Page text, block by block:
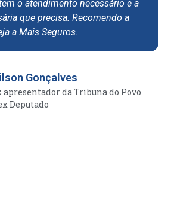
o atendimento necessário e a
que precisa. Recomendo a
a Mais Seguros.
Gonçalves
apresentador da Tribuna do Povo
Deputado